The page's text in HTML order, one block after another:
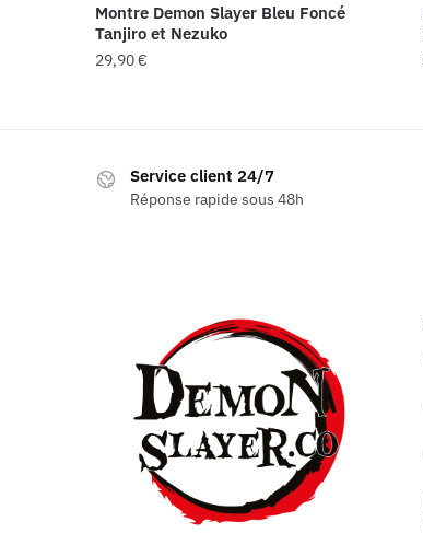
Montre Demon Slayer Bleu Foncé
Tanjiro et Nezuko
29,90€
Service client 24/7
Réponse rapide sous 48h